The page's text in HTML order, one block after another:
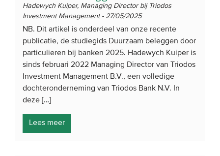
Hadewych Kuiper, Managing Director bij Triodos
Investment Management - 27/05/2025
NB. Dit artikel is onderdeel van onze recente
publicatie, de studiegids Duurzaam beleggen door
particulieren bij banken 2025. Hadewych Kuiper is
sinds februari 2022 Managing Director van Triodos
Investment Management B.V., een volledige
dochteronderneming van Triodos Bank N.V. In
deze […]
Lees meer